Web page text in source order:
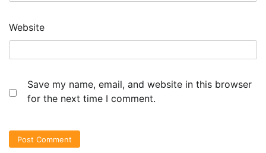
Website
Save my name, email, and website in this browser
for the next time I comment.